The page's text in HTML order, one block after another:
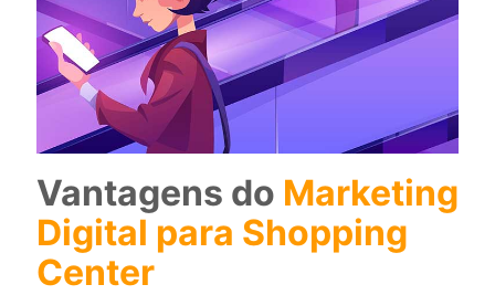
Vantagens do Marketing
Digital para Shopping
Center